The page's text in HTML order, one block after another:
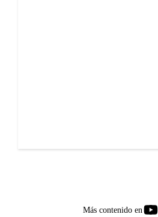
Más contenido en